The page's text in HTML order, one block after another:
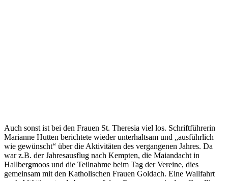
Auch sonst ist bei den Frauen St. Theresia viel los. Schriftführerin
Marianne Hutten berichtete wieder unterhaltsam und „ausführlich
wie gewünscht“ über die Aktivitäten des vergangenen Jahres. Da
war z.B. der Jahresausflug nach Kempten, die Maiandacht in
Hallbergmoos und die Teilnahme beim Tag der Vereine, dies
gemeinsam mit den Katholischen Frauen Goldach. Eine Wallfahrt